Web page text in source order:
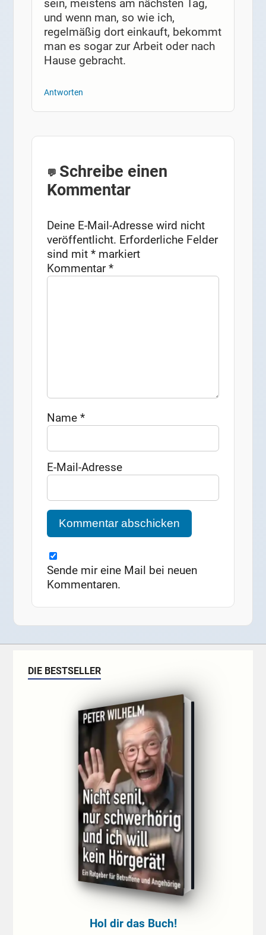
sein, meistens am nächsten Tag,
und wenn man, so wie ich,
regelmäßig dort einkauft, bekommt
man es sogar zur Arbeit oder nach
Hause gebracht.
Antworten
Schreibe einen
Kommentar
Deine E-Mail-Adresse wird nicht
veröffentlicht. Erforderliche Felder
sind mit* markiert
Kommentar*
Name*
E-Mail-Adresse
Sende mir eine Mail bei neuen
Kommentaren.
DIE BESTSELLER
Hol dir das Buch!